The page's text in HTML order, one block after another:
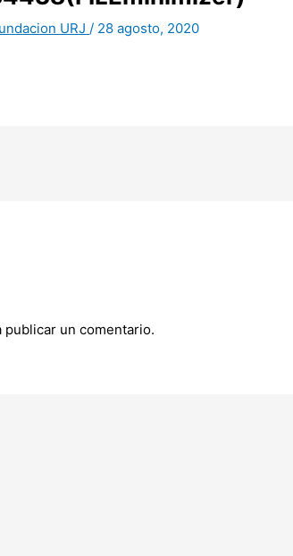
URJ / 28 agosto, 2020
publicar un comentario.